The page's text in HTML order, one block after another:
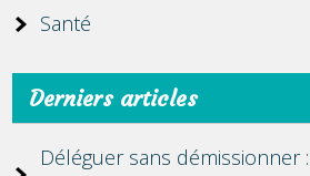
Santé
Derniers articles
Déléguer sans démissionner